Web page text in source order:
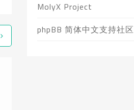
MolyX Project
phpBB 简体中文支持社区